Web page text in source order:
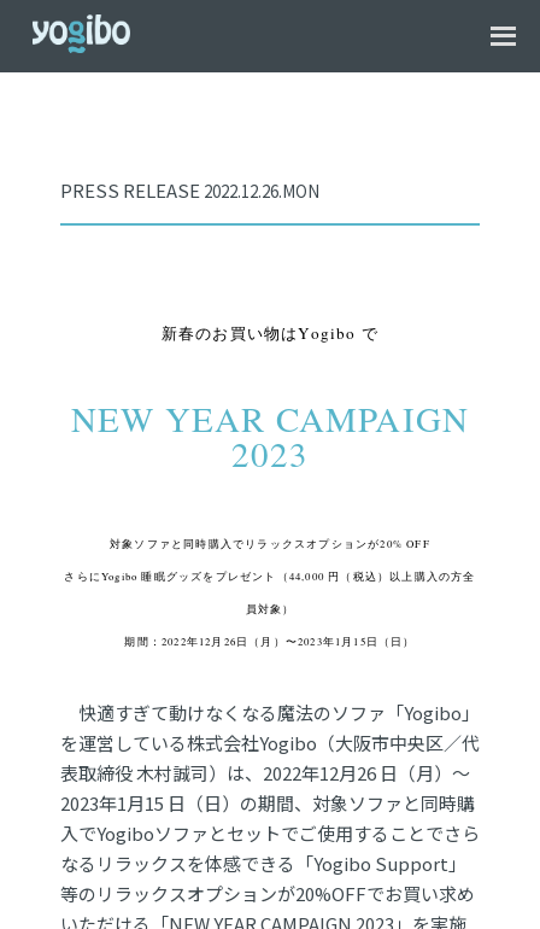
PRESS RELEASE 2022.12.26.MON
新春のお買い物はYogibo で
NEW YEAR CAMPAIGN
2023
対象ソファと同時購⼊でリラックスオプションが20% OFF
さらにYogibo 睡眠グッズをプレゼント（44,000 円（税込）以上購⼊の⽅全
員対象）
期間：2022年12⽉26⽇（⽉）〜2023年1⽉15⽇（⽇）
快適すぎて動けなくなる魔法のソファ「Yogibo」
を運営している株式会社Yogibo（⼤阪市中央区／代
表取締役 ⽊村誠司）は、2022年12⽉26 ⽇（⽉）〜
2023年1⽉15 ⽇（⽇）の期間、対象ソファと同時購
⼊でYogiboソファとセットでご使⽤することでさら
なるリラックスを体感できる「Yogibo Support」
等のリラックスオプションが20%OFFでお買い求め
いただける「NEW YEAR CAMPAIGN 2023」を実施